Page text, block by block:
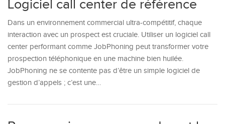
Logiciel call center de référence
Dans un environnement commercial ultra-compétitif, chaque
interaction avec un prospect est cruciale. Utiliser un logiciel call
center performant comme JobPhoning peut transformer votre
prospection téléphonique en une machine bien huilée.
JobPhoning ne se contente pas d’être un simple logiciel de
gestion d’appels ; c’est une…